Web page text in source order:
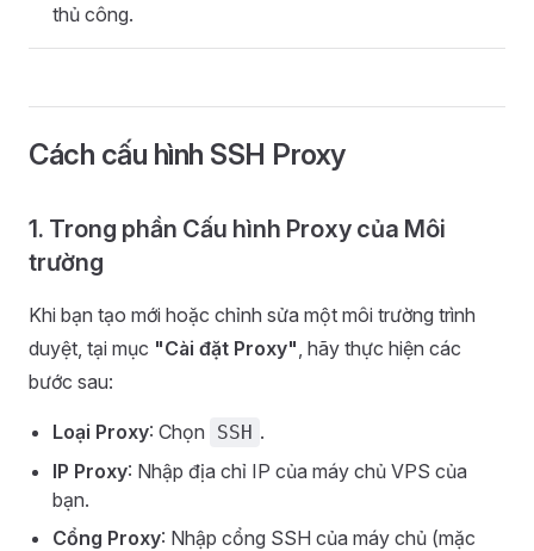
thủ công.
Cách cấu hình SSH Proxy
1. Trong phần Cấu hình Proxy của Môi
trường
Khi bạn tạo mới hoặc chỉnh sửa một môi trường trình
duyệt, tại mục "Cài đặt Proxy", hãy thực hiện các
bước sau:
Loại Proxy: Chọn SSH .
IP Proxy: Nhập địa chỉ IP của máy chủ VPS của
bạn.
Cổng Proxy: Nhập cổng SSH của máy chủ (mặc